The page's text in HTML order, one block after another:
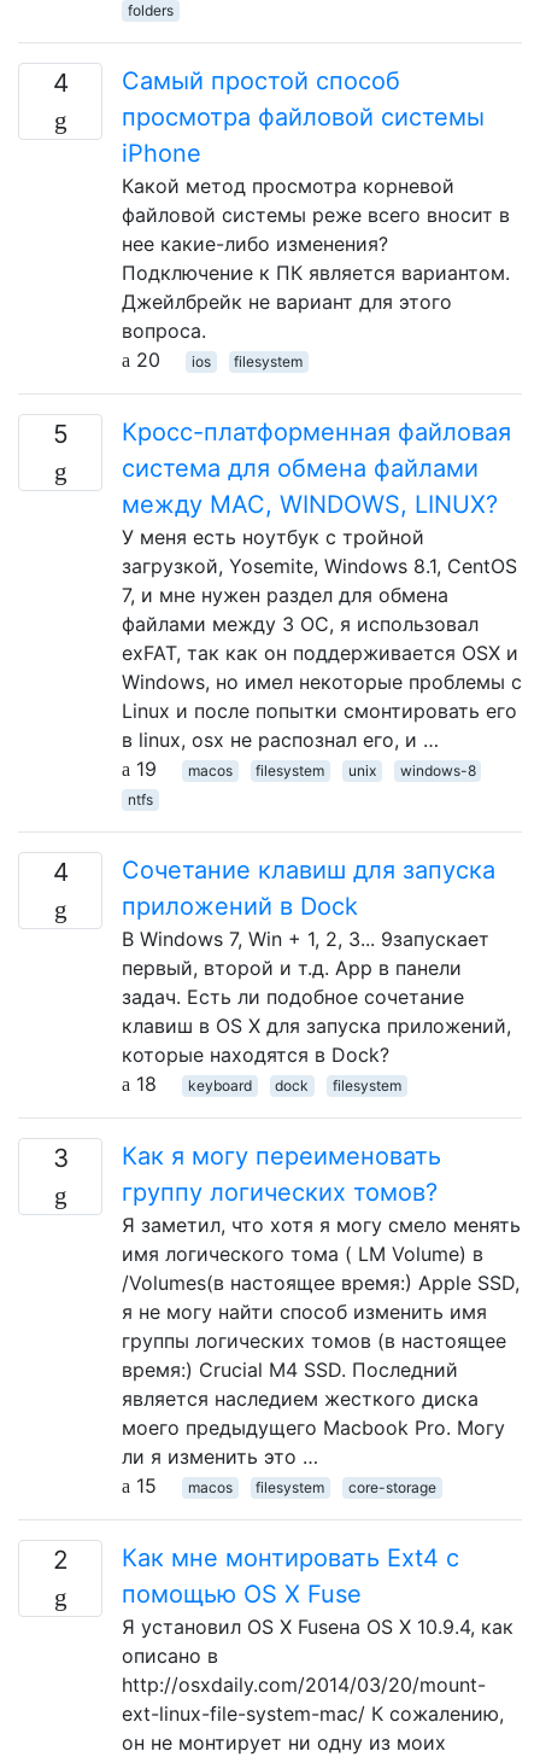
folders
4
Самый простой способ
просмотра файловой системы
iPhone
Какой метод просмотра корневой
файловой системы реже всего вносит в
нее какие-либо изменения?
Подключение к ПК является вариантом.
Джейлбрейк не вариант для этого
вопроса.
20
ios filesystem
5
Кросс-платформенная файловая
система для обмена файлами
между MAC, WINDOWS, LINUX?
У меня есть ноутбук с тройной
загрузкой, Yosemite, Windows 8.1, CentOS
7, и мне нужен раздел для обмена
файлами между 3 ОС, я использовал
exFAT, так как он поддерживается OSX и
Windows, но имел некоторые проблемы с
Linux и после попытки смонтировать его
в linux, osx не распознал его, и …
19
macos filesystem unix
windows-8
ntfs
4
Сочетание клавиш для запуска
приложений в Dock
В Windows 7, Win + 1, 2, 3... 9запускает
первый, второй и т.д. App в панели
задач. Есть ли подобное сочетание
клавиш в OS X для запуска приложений,
которые находятся в Dock?
18
keyboard dock filesystem
3
Как я могу переименовать
группу логических томов?
Я заметил, что хотя я могу смело менять
имя логического тома ( LM Volume) в
/Volumes(в настоящее время:) Apple SSD,
я не могу найти способ изменить имя
группы логических томов (в настоящее
время:) Crucial M4 SSD. Последний
является наследием жесткого диска
моего предыдущего Macbook Pro. Могу
ли я изменить это …
15
macos filesystem core-storage
2
Как мне монтировать Ext4 с
помощью OS X Fuse
Я установил OS X Fuseна OS X 10.9.4, как
описано в
http://osxdaily.com/2014/03/20/mount-
ext-linux-file-system-mac/ К сожалению,
он не монтирует ни одну из моих